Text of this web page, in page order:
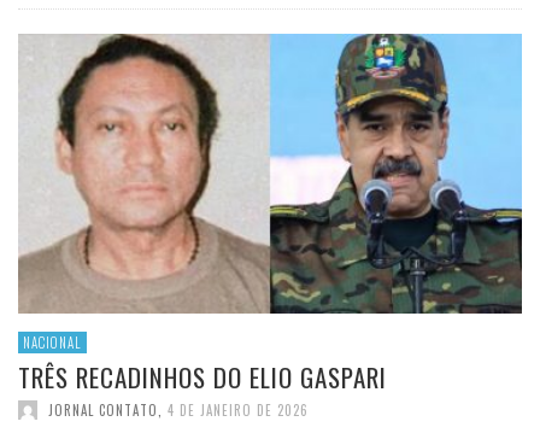
NACIONAL
TRÊS RECADINHOS DO ELIO GASPARI
JORNAL CONTATO, 4 DE JANEIRO DE 2026